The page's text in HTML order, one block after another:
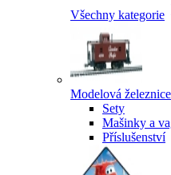
Všechny kategorie
Modelová železnice
Sety
Mašinky a
Příslušenství